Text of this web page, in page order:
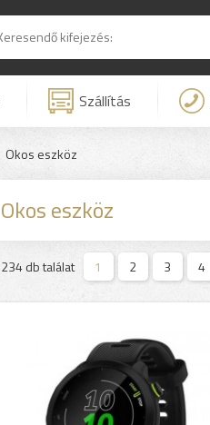
Szállítás
Okos eszköz
Okos eszköz
234 db találat 1 2 3 4